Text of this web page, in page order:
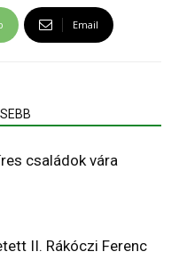
Email
családok vára
II. Rákóczi Ferenc